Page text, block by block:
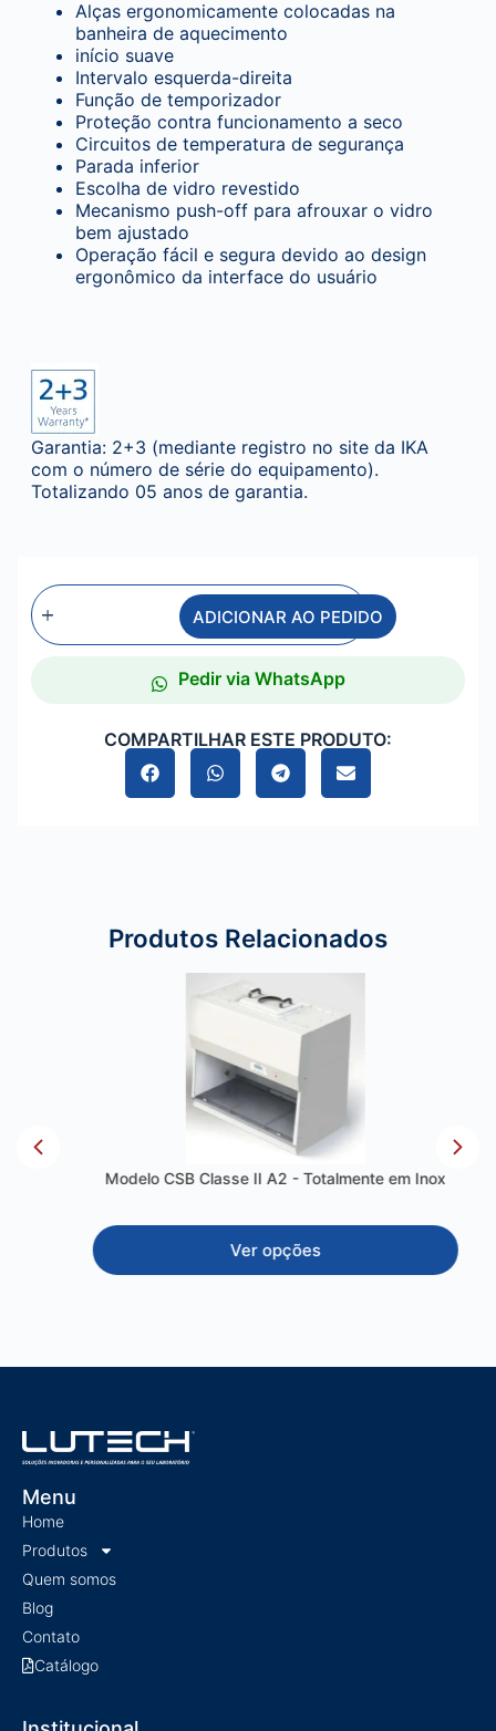
Alças ergonomicamente colocadas na
banheira de aquecimento
início suave
Intervalo esquerda-direita
Função de temporizador
Proteção contra funcionamento a seco
Circuitos de temperatura de segurança
Parada inferior
Escolha de vidro revestido
Mecanismo push-off para afrouxar o vidro
bem ajustado
Operação fácil e segura devido ao design
ergonômico da interface do usuário
Garantia: 2+3 (mediante registro no site da IKA
com o número de série do equipamento).
Totalizando 05 anos de garantia.
ADICIONAR AO PEDIDO
Pedir via WhatsApp
COMPARTILHAR ESTE PRODUTO:
Produtos Relacionados
Modelo CSB Classe II A2 - Totalmente em Inox
Ver opções
Menu
Home
Produtos
Quem somos
Blog
Contato
Catálogo